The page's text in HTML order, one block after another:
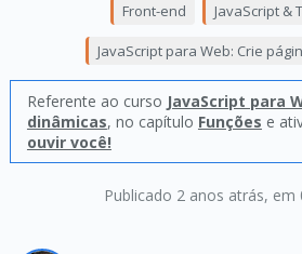
Publicado 2 anos atrás, em
Front-end JavaScript &
JavaScript para Web: Crie
Referente ao curso JavaScript para
dinâmicas, no capítulo Funções e
ouvir você!